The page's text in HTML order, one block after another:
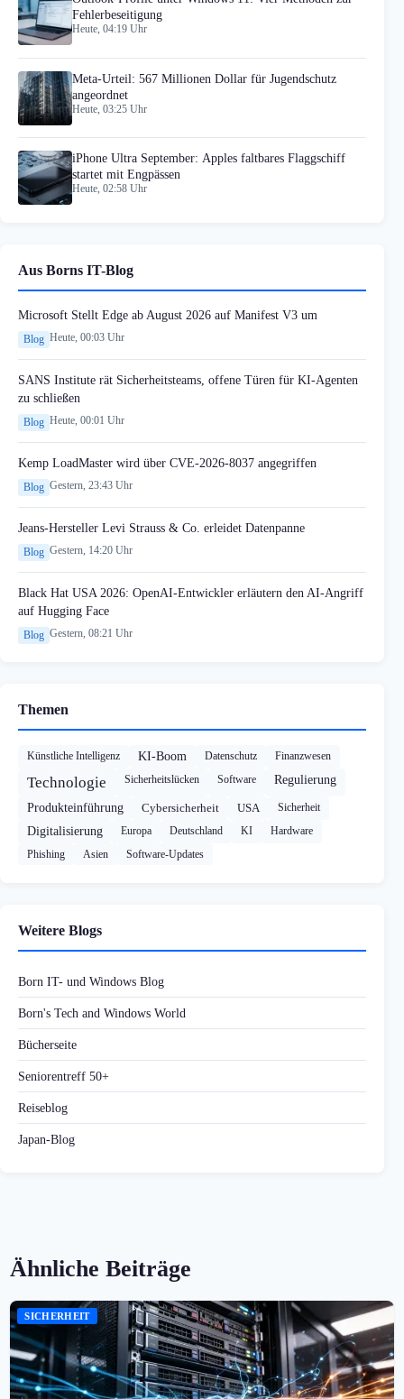
Fehlerbeseitigung
Heute, 04:19 Uhr
Meta-Urteil: 567 Millionen Dollar für Jugendschutz
angeordnet
Heute, 03:25 Uhr
iPhone Ultra September: Apples faltbares Flaggschiff
startet mit Engpässen
Heute, 02:58 Uhr
Aus Borns IT-Blog
Microsoft Stellt Edge ab August 2026 auf Manifest V3 um
Blog Heute, 00:03 Uhr
SANS Institute rät Sicherheitsteams, offene Türen für KI-Agenten
zu schließen
Blog Heute, 00:01 Uhr
Kemp LoadMaster wird über CVE-2026-8037 angegriffen
Blog Gestern, 23:43 Uhr
Jeans-Hersteller Levi Strauss & Co. erleidet Datenpanne
Blog Gestern, 14:20 Uhr
Black Hat USA 2026: OpenAI-Entwickler erläutern den AI-Angriff
auf Hugging Face
Blog Gestern, 08:21 Uhr
Themen
Künstliche Intelligenz KI-Boom Datenschutz Finanzwesen
Technologie Sicherheitslücken Software Regulierung
Produkteinführung Cybersicherheit USA Sicherheit
Digitalisierung Europa Deutschland KI
Hardware
Phishing
Asien Software-Updates
Weitere Blogs
Born IT- und Windows Blog
Born's Tech and Windows World
Bücherseite
Seniorentreff 50+
Reiseblog
Japan-Blog
Ähnliche Beiträge
SICHERHEIT